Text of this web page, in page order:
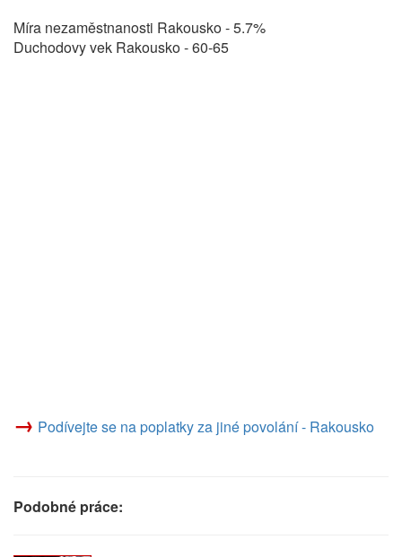
Míra nezaměstnanosti Rakousko - 5.7%
Duchodovy vek Rakousko - 60-65
→ Podívejte se na poplatky za jiné povolání - Rakousko
Podobné práce: